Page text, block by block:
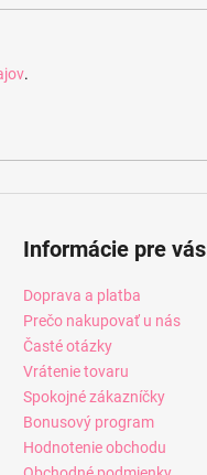
.
Informácie pre vás
Doprava a platba
Prečo nakupovať u nás
Časté otázky
Vrátenie tovaru
Spokojné zákazníčky
Bonusový program
Hodnotenie obchodu